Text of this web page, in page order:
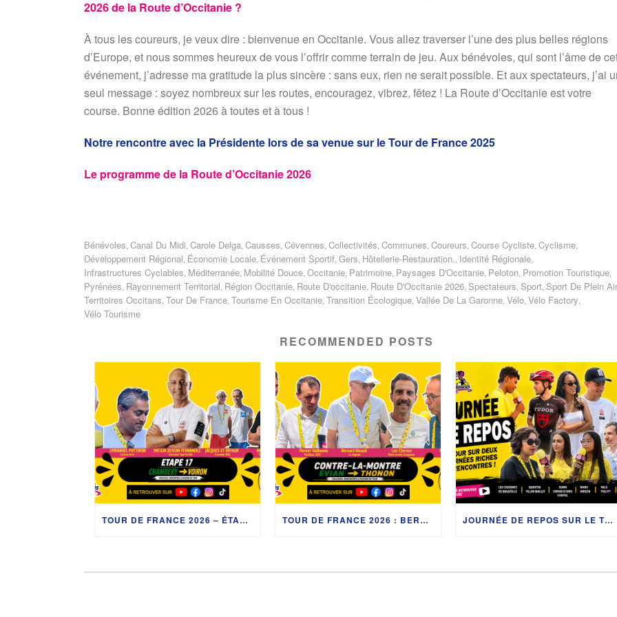
2026 de la Route d’Occitanie ?
À tous les coureurs, je veux dire : bienvenue en Occitanie. Vous allez traverser l’une des plus belles régions
d’Europe, et nous sommes heureux de vous l’offrir comme terrain de jeu. Aux bénévoles, qui sont l’âme de
événement, j’adresse ma gratitude la plus sincère : sans eux, rien ne serait possible. Et aux spectateurs, j’ai
seul message : soyez nombreux sur les routes, encouragez, vibrez, fêtez ! La Route d’Occitanie est votre
course. Bonne édition 2026 à toutes et à tous !
Notre rencontre avec la Présidente lors de sa venue sur le Tour de France 2025
Le programme de la Route d’Occitanie 2026
Bénévoles Canal Du Midi Carole Delga Causses Cévennes Collectivités Communes Coureurs Course Cycliste Cyclisme
Développement Régional Économie Locale Événement Sportif Gers Hôtellerie-Restauration. Identité Régionale
Infrastructures Cyclables Méditerranée Mobilité Douce Occitanie Patrimoine Paysages D'Occitanie Peloton Promotion Touristique
Pyrénées Rayonnement Territorial Région Occitanie Route D'occitanie Route D'Occitanie 2026 Spectateurs Sport Sport De Plein Air
Territoires Occitans Tour De France Tourisme En Occitanie Transition Écologique Vallée De La Garonne Vélo Vélo Factory
Vélo Tourisme
RECOMMENDED POSTS
TOUR DE FRANCE 2026 – ÉTAPE 17 : LES COULISSES ENTRE CHAMBÉRY ET VOIRON AVEC UAE, VINCENT LAVENU, CYCLISM’ACTU ET LA CARAVANE DU TOUR TOUR DE FRANCE 2026 : BERNARD HINAULT, LES MONDIAUX 2027 ET LES COULISSES DU CONTRE-LA-MONTRE ENTRE ÉVIAN-LES-BAINS ET THONON-LES-BAINS JOURNÉE DE REPOS SUR LE TOUR DE FRANCE 2026 : RETOUR SUR DEUX JOURNÉES RICHES EN RENCONTRES